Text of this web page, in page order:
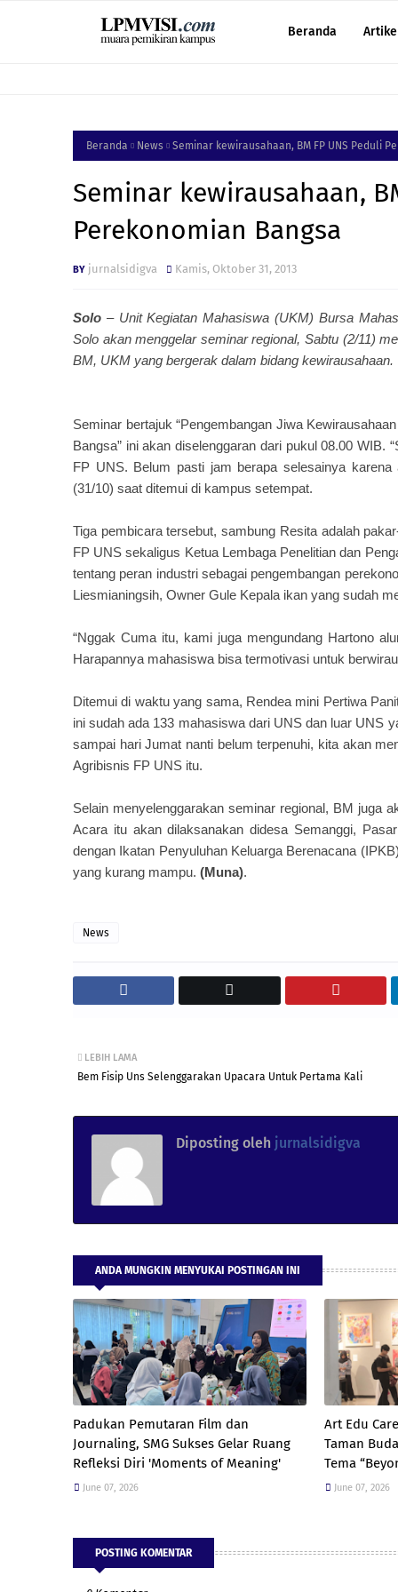
Beranda
Beranda News Seminar kewirausahaan, BM FP UNS Peduli
Seminar kewirausahaan,
Perekonomian Bangsa
jurnalsidigva Kamis, Oktober 31, 2013
Solo – Unit Kegiatan Mahasiswa (UKM) Bursa
Solo akan menggelar seminar regional, Sabtu (2/11)
BM, UKM yang bergerak dalam bidang kewirausahaan.
Seminar bertajuk “Pengembangan Jiwa
Bangsa” ini akan diselenggaran dari pukul 08.00 WIB.
FP UNS. Belum pasti jam berapa selesainya
(31/10) saat ditemui di kampus setempat.
Tiga pembicara tersebut, sambung Resita adalah
FP UNS sekaligus Ketua Lembaga Penelitian dan
tentang peran industri sebagai pengembangan
Liesmianingsih, Owner Gule Kepala ikan yang sudah
“Nggak Cuma itu, kami juga mengundang Hartono
Harapannya mahasiswa bisa termotivasi untuk
Ditemui di waktu yang sama, Rendea mini Pertiwa
ini sudah ada 133 mahasiswa dari UNS dan luar UNS
sampai hari Jumat nanti belum terpenuhi, kita akan
Agribisnis FP UNS itu.
Selain menyelenggarakan seminar regional, BM juga
Acara itu akan dilaksanakan didesa Semanggi,
dengan Ikatan Penyuluhan Keluarga Berenacana
yang kurang mampu. (Muna).
News
LEBIH LAMA
Bem Fisip Uns Selenggarakan Upacara Untuk Pertama Kali
Diposting oleh jurnalsidigva
ANDA MUNGKIN MENYUKAI POSTINGAN INI
Padukan Pemutaran Film dan
Journaling, SMG Sukses Gelar Ruang
Refleksi Diri 'Moments of Meaning'
June 07, 2026
Art Edu
Taman
Tema
June 07, 2026
POSTING KOMENTAR